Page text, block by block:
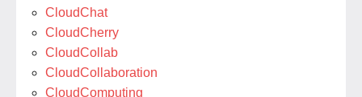
CloudChat
CloudCherry
CloudCollab
CloudCollaboration
CloudComputing